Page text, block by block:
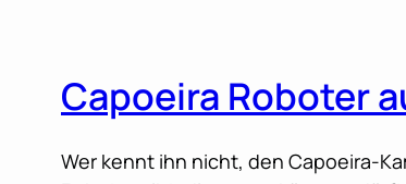
Capoeira Roboter
Wer kennt ihn nicht, den Capoeira-